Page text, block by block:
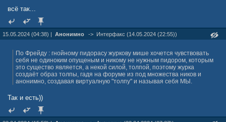
всё так...
15.05.2024 (04:38) | Анонимно -> Интерфакс (14.05.2024 (22:55))
По Фрейду : гнойному пидорасу журкову мише хочется чувствовать
себя не одиноким опущеным и никому не нужным пидором, которым
это существо является, а некой силой, толпой, поэтому журка
создаёт образ толпы, гадя на форуме из под множества ников и
анонимно, создавая виртуалную "толпу" и называя себя МЫ.
Так и есть))